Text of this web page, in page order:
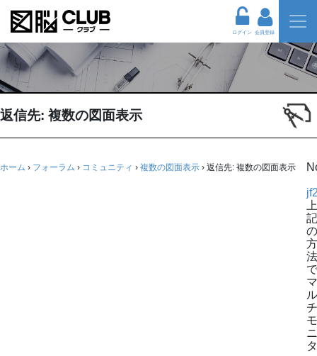
ログイン 会員登録
返信先: 複数の図面表示
ホーム › フォーラム › コミュニティ › 複数の図面表示 › 返信先: 複数の図面表示
上
記
の
方
法
で
マ
ル
チ
モ
ニ
タ